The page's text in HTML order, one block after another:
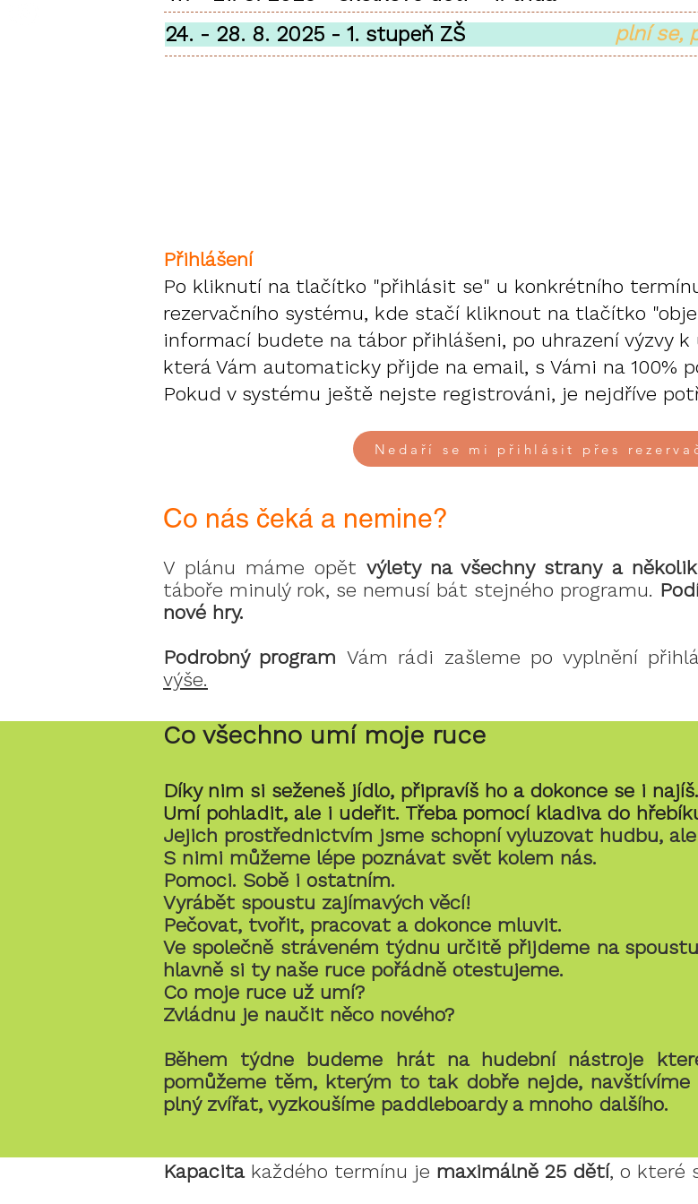
24. - 28. 8. 2025 - 1.plní se,
Přihlášení
Po kliknutí na tlačítko "přihlásit se" u konkrétního
rezervačního systému, kde stačí kliknout na tlačítko
informací budete na tábor přihlášeni, po uhrazení výzvy
která Vám automaticky přijde na email, s Vámi na 100%
Pokud v systému ještě nejste registrováni, je nejdříve
Nedaří se mi přihlásit přes
Co nás čeká a nemine?
V plánu máme opětvýlety na všechny strany a
táboře minulý rok, se nemusí bát stejného programu.
nové hry.
Podrobný program Vám rádi zašleme po vyplnění
výše.
Co všechno umí moje ruce
Díky nim si seženeš jídlo, připravíš ho a dokonce se i najíš.
Umí pohladit, ale i udeřit. Třeba pomocí kladiva do
Jejich prostřednictvím jsme schopní vyluzovat hudbu,
S nimi můžeme lépe poznávat svět kolem nás.
Pomoci. Sobě i ostatním.
Vyrábět spoustu zajímavých věcí!
Pečovat, tvořit, pracovat a dokonce mluvit.
Ve společně stráveném týdnu určitě přijdeme na
hlavně si ty naše ruce pořádně otestujeme.
Co moje ruce už umí?
Zvládnu je naučit něco nového?
Během týdne budeme hrát na hudební nástroje
pomůžeme těm, kterým to tak dobře nejde, navštívíme
plný zvířat, vyzkoušíme paddleboardy a mnoho dalšího.
Kapacitakaždého termínu je maximálně 25 dětí, o které